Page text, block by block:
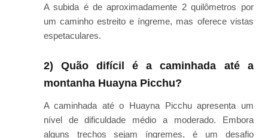
A subida é de aproximadamente 2 quilômetros por
um caminho estreito e íngreme, mas oferece vistas
espetaculares.
2) Quão difícil é a caminhada até a
montanha Huayna Picchu?
A caminhada até o Huayna Picchu apresenta um
nível de dificuldade médio a moderado. Embora
alguns trechos sejam íngremes, é um desafio